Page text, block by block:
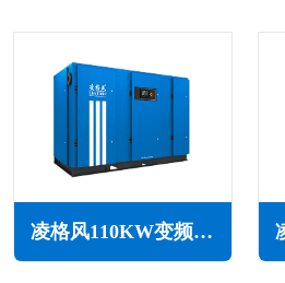
凌格风110KW变频空压机LSV系列